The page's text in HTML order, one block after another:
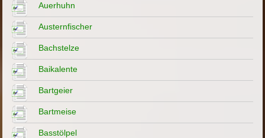
Auerhuhn
Austernfischer
Bachstelze
Baikalente
Bartgeier
Bartmeise
Basstölpel